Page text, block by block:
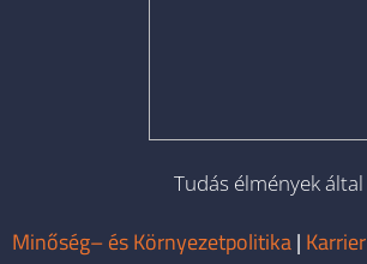
Tudás élmények által
Minőség– és Környezetpolitika| Karrier